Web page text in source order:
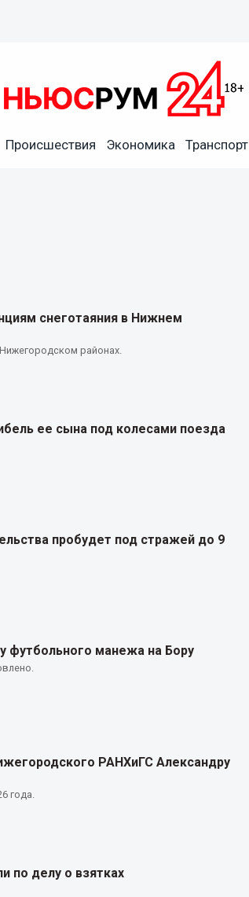
Происшествия Экономика Транспорт
снеготаяния в Нижнем
районах.
ее сына под колесами поезда
пробудет под стражей до 9
футбольного манежа на Бору
РАНХиГС Александру
года.
по делу о взятках